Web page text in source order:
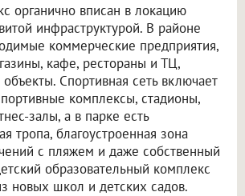
органично вписан в локацию
инфраструктурой. В районе
коммерческие предприятия,
кафе, рестораны и ТЦ,
Спортивная сеть включает
комплексы, стадионы,
залы, а в парке есть
тропа, благоустроенная зона
с пляжем и даже собственный
образовательный комплекс
новых школ и детских садов.